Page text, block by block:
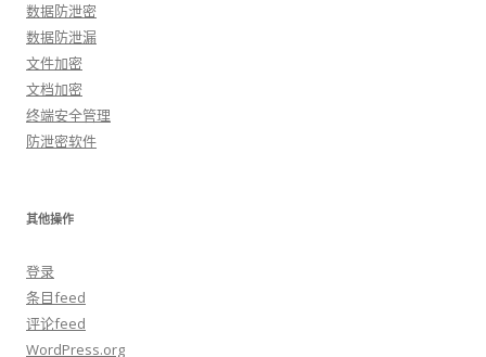
数据防泄密
数据防泄漏
文件加密
文档加密
终端安全管理
防泄密软件
其他操作
登录
条目feed
评论feed
WordPress.org